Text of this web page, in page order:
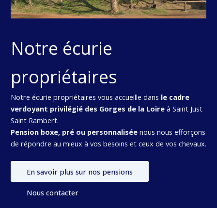
Notre écurie
propriétaires
Notre écurie propriétaires vous accueille dans le cadre
verdoyant privilégié des Gorges de la Loireà Saint Just
Saint Rambert.
Pension boxe, pré ou personnaliséenous nous efforçons
de répondre au mieux à vos besoins et ceux de vos chevaux.
En savoir plus sur nos pensions
Nous contacter